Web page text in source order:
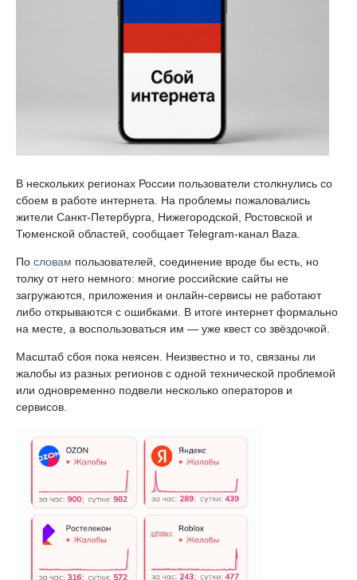
В нескольких регионах России пользователи столкнулись со
сбоем в работе интернета. На проблемы пожаловались
жители Санкт-Петербурга, Нижегородской, Ростовской и
Тюменской областей, сообщает Telegram-канал Baza.
По словам пользователей, соединение вроде бы есть, но
толку от него немного: многие российские сайты не
загружаются, приложения и онлайн-сервисы не работают
либо открываются с ошибками. В итоге интернет формально
на месте, а воспользоваться им — уже квест со звёздочкой.
Масштаб сбоя пока неясен. Неизвестно и то, связаны ли
жалобы из разных регионов с одной технической проблемой
или одновременно подвели несколько операторов и
сервисов.